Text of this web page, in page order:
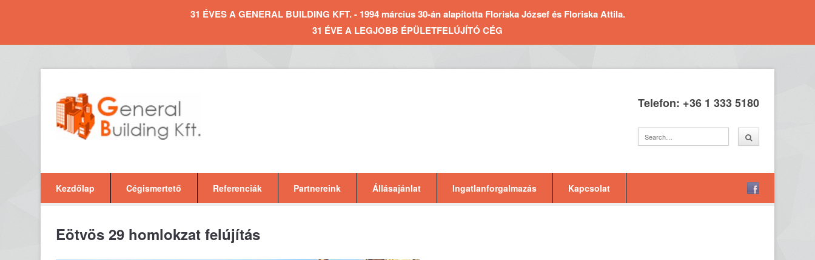
31 ÉVES A GENERAL BUILDING KFT. - 1994 március 30-án alapította Floriska József és Floriska Attila.
31 ÉVE A LEGJOBB ÉPÜLETFELÚJÍTÓ CÉG
Telefon: +36 1 333 5180
Kezdőlap Cégismertető Referenciák Partnereink Állásajánlat Ingatlanforgalmazás Kapcsolat
Eötvös 29 homlokzat felújítás